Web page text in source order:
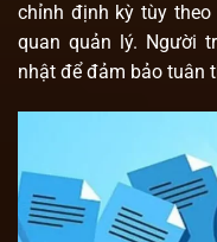
chỉnh định kỳ tùy
quan quản lý. Người
nhật để đảm bảo tuân